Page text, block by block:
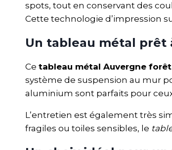
spots, tout en conservant des
Cette technologie d’impression
Un tableau métal prêt
Ce tableau métal Auvergne forêt
système de suspension au mur
aluminium sont parfaits pour
L’entretien est également très
fragiles ou toiles sensibles, le